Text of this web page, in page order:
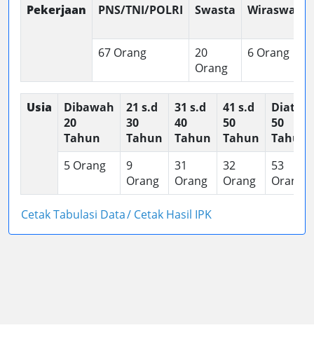
Pekerjaan PNS/TNI/POLRI Swasta Wiraswasta
67 Orang
20
Orang
6 Orang
Usia
Dibawah
20
Tahun
21 s.d
30
Tahun
31 s.d
40
Tahun
41 s.d
50
Tahun
Diatas
50
Tahun
5 Orang
9
Orang
31
Orang
32
Orang
53
Orang
Cetak Tabulasi Data/ Cetak Hasil IPK